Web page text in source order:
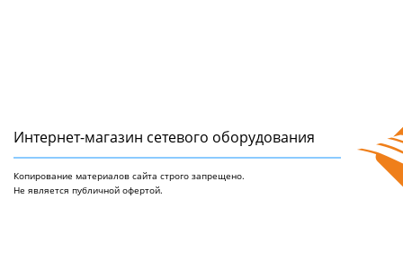
Интернет-магазин сетeвого оборудования
Копирование материалов сайта строго запрещено.
Не является публичной офертой.